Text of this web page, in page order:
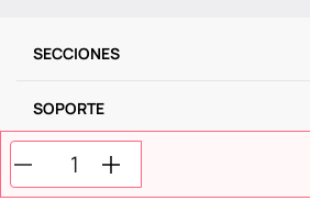
SECCIONES
SOPORTE
SERVICIOS